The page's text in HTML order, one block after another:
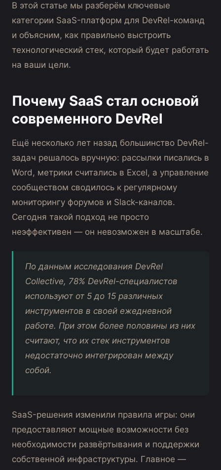
В этой статье мы разберём ключевые
категории SaaS-платформ для DevRel-команд
и объясним, как правильно выстроить
технологический стек, который будет работать
на ваши цели.
Почему SaaS стал основой
современного DevRel
Ещё несколько лет назад большинство DevRel-
задач решалось вручную: рассылки писались в
Word, метрики считались в Excel, а управление
сообществом сводилось к регулярному
мониторингу форумов и Slack-каналов.
Сегодня такой подход не просто
неэффективен — он невозможен в масштабе.
По данным исследования DevRel
Collective, 78% DevRel-специалистов
используют от 5 до 15 различных
инструментов в своей ежедневной
работе. При этом более половины из них
считают, что их стек инструментов
недостаточно интегрирован между
собой.
SaaS-решения изменили правила игры: они
предоставляют мощные возможности без
необходимости развёртывания и поддержки
собственной инфраструктуры. Главное —